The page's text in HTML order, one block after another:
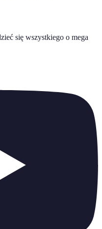
się wszystkiego o mega